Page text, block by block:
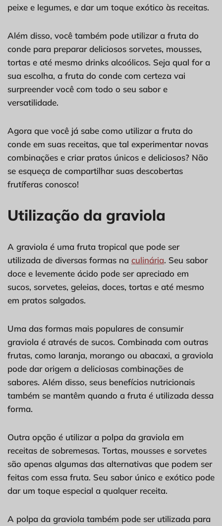
peixe e legumes, e dar um toque exótico às receitas.
Além disso, você também pode utilizar a fruta do
conde para preparar deliciosos sorvetes, mousses,
tortas e até mesmo drinks alcoólicos. Seja qual for a
sua escolha, a fruta do conde com certeza vai
surpreender você com todo o seu sabor e
versatilidade.
Agora que você já sabe como utilizar a fruta do
conde em suas receitas, que tal experimentar novas
combinações e criar pratos únicos e deliciosos? Não
se esqueça de compartilhar suas descobertas
frutíferas conosco!
Utilização da graviola
A graviola é uma fruta tropical que pode ser
utilizada de diversas formas na culinária. Seu sabor
doce e levemente ácido pode ser apreciado em
sucos, sorvetes, geleias, doces, tortas e até mesmo
em pratos salgados.
Uma das formas mais populares de consumir
graviola é através de sucos. Combinada com outras
frutas, como laranja, morango ou abacaxi, a graviola
pode dar origem a deliciosas combinações de
sabores. Além disso, seus benefícios nutricionais
também se mantêm quando a fruta é utilizada dessa
forma.
Outra opção é utilizar a polpa da graviola em
receitas de sobremesas. Tortas, mousses e sorvetes
são apenas algumas das alternativas que podem ser
feitas com essa fruta. Seu sabor único e exótico pode
dar um toque especial a qualquer receita.
A polpa da graviola também pode ser utilizada para